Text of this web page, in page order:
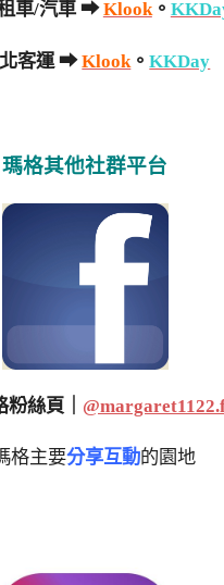
車/汽車 ➡Klook。
客運 ➡Klook 。KKDay
瑪格其他社群平台
絲頁｜
格主要分享互動的園地